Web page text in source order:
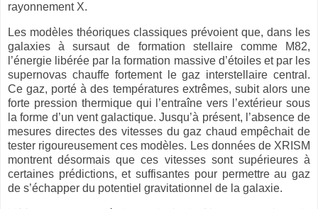
rayonnement X.
Les modèles théoriques classiques prévoient que, dans les
galaxies à sursaut de formation stellaire comme M82,
l’énergie libérée par la formation massive d’étoiles et par les
supernovas chauffe fortement le gaz interstellaire central.
Ce gaz, porté à des températures extrêmes, subit alors une
forte pression thermique qui l’entraîne vers l’extérieur sous
la forme d’un vent galactique. Jusqu’à présent, l’absence de
mesures directes des vitesses du gaz chaud empêchait de
tester rigoureusement ces modèles. Les données de XRISM
montrent désormais que ces vitesses sont supérieures à
certaines prédictions, et suffisantes pour permettre au gaz
de s’échapper du potentiel gravitationnel de la galaxie.